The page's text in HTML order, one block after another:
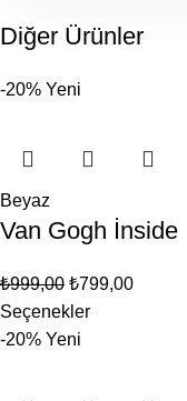
Diğer Ürünler
-20% Yeni
Beyaz
Van Gogh İnside
₺999,00 ₺799,00
Seçenekler
-20% Yeni